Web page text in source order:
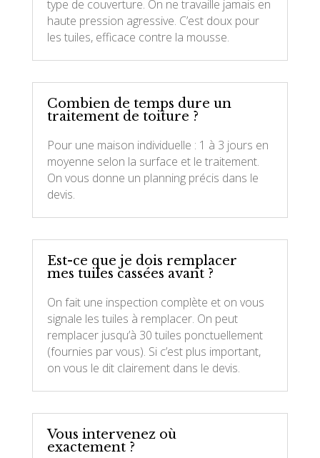
type de couverture. On ne travaille jamais en
haute pression agressive. C’est doux pour
les tuiles, efficace contre la mousse.
Combien de temps dure un
traitement de toiture ?
Pour une maison individuelle : 1 à 3 jours en
moyenne selon la surface et le traitement.
On vous donne un planning précis dans le
devis.
Est-ce que je dois remplacer
mes tuiles cassées avant ?
On fait une inspection complète et on vous
signale les tuiles à remplacer. On peut
remplacer jusqu’à 30 tuiles ponctuellement
(fournies par vous). Si c’est plus important,
on vous le dit clairement dans le devis.
Vous intervenez où
exactement ?